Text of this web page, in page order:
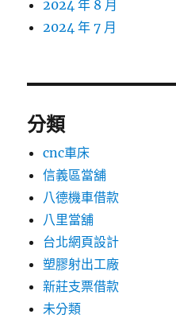
2024 年 8 月
2024 年 7 月
分類
cnc車床
信義區當舖
八德機車借款
八里當舖
台北網頁設計
塑膠射出工廠
新莊支票借款
未分類